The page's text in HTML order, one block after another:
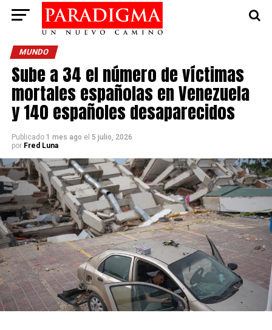
MUNDO
Sube a 34 el número de víctimas
mortales españolas en Venezuela
y 140 españoles desaparecidos
Publicado 1 mes ago el 5 julio, 2026
por Fred Luna